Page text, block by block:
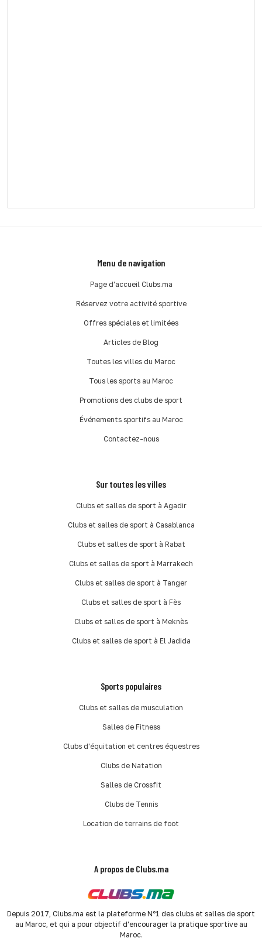
Menu de navigation
Page d'accueil Clubs.ma
Réservez votre activité sportive
Offres spéciales et limitées
Articles de Blog
Toutes les villes du Maroc
Tous les sports au Maroc
Promotions des clubs de sport
Événements sportifs au Maroc
Contactez-nous
Sur toutes les villes
Clubs et salles de sport à Agadir
Clubs et salles de sport à Casablanca
Clubs et salles de sport à Rabat
Clubs et salles de sport à Marrakech
Clubs et salles de sport à Tanger
Clubs et salles de sport à Fès
Clubs et salles de sport à Meknès
Clubs et salles de sport à El Jadida
Sports populaires
Clubs et salles de musculation
Salles de Fitness
Clubs d'équitation et centres équestres
Clubs de Natation
Salles de Crossfit
Clubs de Tennis
Location de terrains de foot
A propos de Clubs.ma
Depuis 2017, Clubs.ma est la plateforme N°1 des clubs et salles de sport
au Maroc, et qui a pour objectif d'encourager la pratique sportive au
Maroc.